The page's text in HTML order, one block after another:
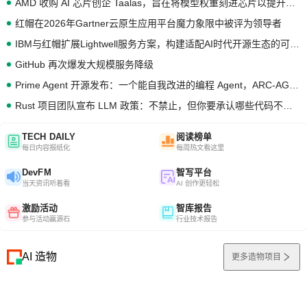
红帽在2026年Gartner云原生应用平台魔力象限中被评为领导者
GitHub 再次爆发大规模服务降级
TECH DAILY
每日内容报纸化
阅读榜单
每周热文看这里
DevFM
当天资讯听着看
智写平台
AI 创作更轻松
激励活动
参与活动赢源石
智库报告
行业技术报告
AI 造物 更多造物项目